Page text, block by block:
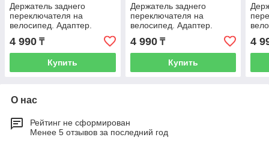
Держатель заднего
переключателя на
велосипед. Адаптер.
Рассрочка. Kaspi RED
4 990 ₸
Купить
Держатель заднего
переключателя на
велосипед. Адаптер.
Рассрочка. Kaspi RED
4 990₸
Купить
4
О нас
Рейтинг не сформирован
Менее 5 отзывов за последний год